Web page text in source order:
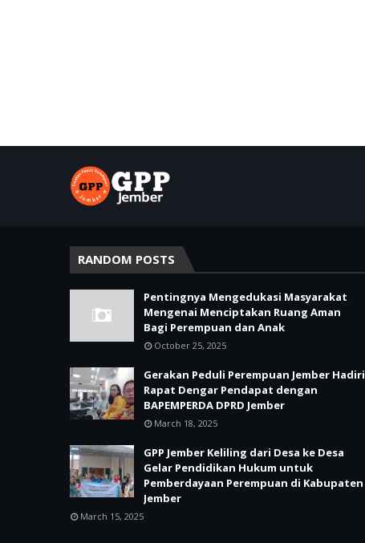
RANDOM POSTS
Pentingnya Mengedukasi Masyarakat
Mengenai Menciptakan Ruang Aman
Bagi Perempuan dan Anak
October 25, 2025
Gerakan Peduli Perempuan Jember Hadiri
Rapat Dengar Pendapat dengan
BAPEMPERDA DPRD Jember
March 18, 2025
GPP Jember Keliling dari Desa ke Desa
Gelar Pendidikan Hukum untuk
Pemberdayaan Perempuan di Kabupaten
Jember
March 15, 2025